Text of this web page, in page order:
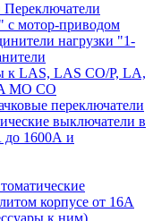
с мотор-приводом
нагрузки "1-
к LAS, LAS CO/P, LA,
MO CO
переключатели
выключатели в
до 1600А и
корпусе от 16А
к ним)